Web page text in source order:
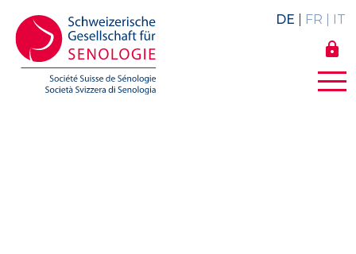
lock
DE FR IT